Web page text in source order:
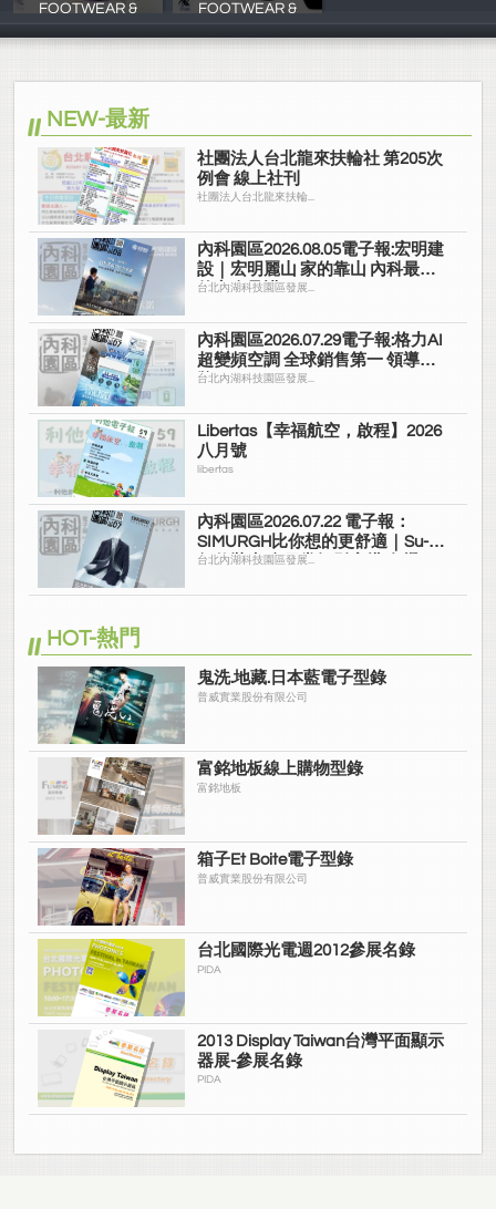
FOOTWEAR &
慕寧行銷
FOOTWEAR &
慕寧行銷
NEW-最新
社團法人台北龍來扶輪社 第205次
例會 線上社刊
社團法人台北龍來扶輪...
內科園區2026.08.05電子報:宏明建
設｜宏明麗山 家的靠山 內科最高
的安全承諾
台北內湖科技園區發展...
內科園區2026.07.29電子報:格力AI
超變頻空調 全球銷售第一 領導品
牌
台北內湖科技園區發展...
Libertas【幸福航空，啟程】2026
八月號
libertas
內科園區2026.07.22 電子報：
SIMURGH比你想的更舒適｜Su-Si
舒仕裝 都會日常輕鬆穿搭 免燙可
台北內湖科技園區發展...
HOT-熱門
鬼洗.地藏.日本藍電子型錄
普威實業股份有限公司
富銘地板線上購物型錄
富銘地板
箱子Et Boite電子型錄
普威實業股份有限公司
台北國際光電週2012參展名錄
PIDA
2013 Display Taiwan台灣平面顯示
器展-參展名錄
PIDA